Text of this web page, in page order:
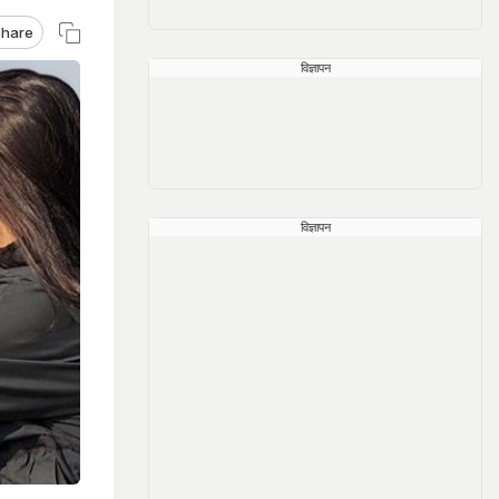
विज्ञापन
विज्ञापन